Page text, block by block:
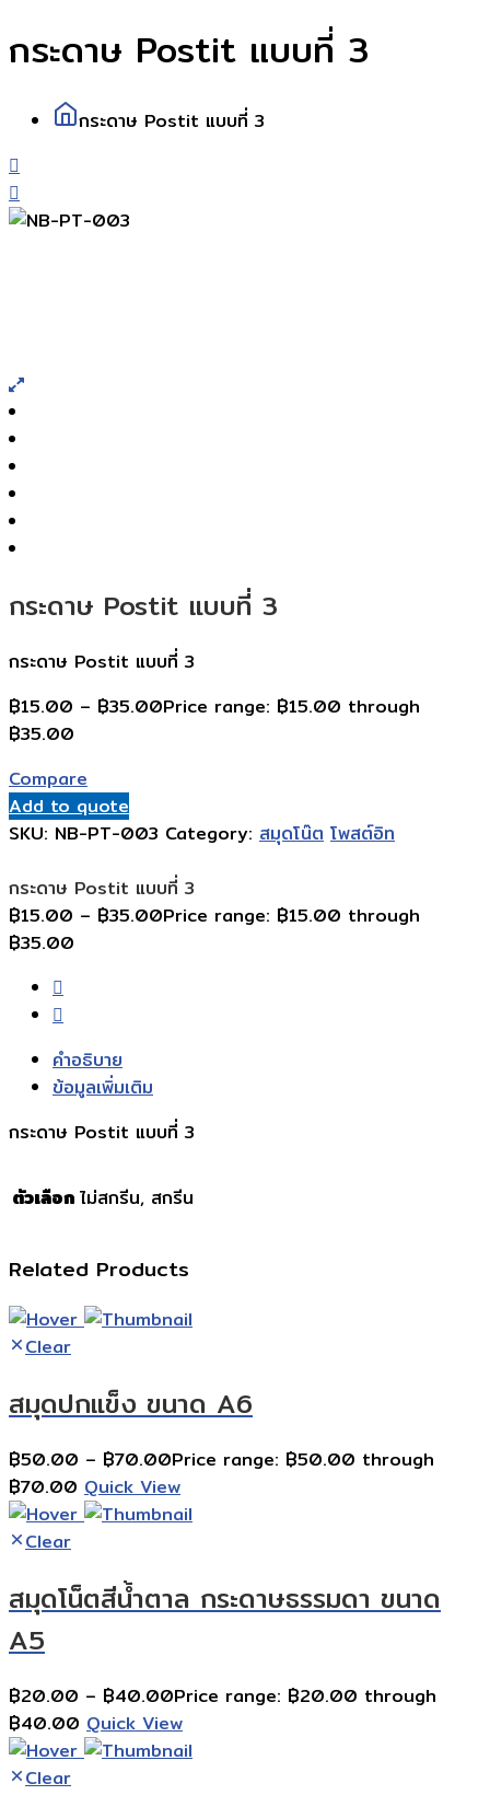
กระดาษ Postit แบบที่ 3
กระดาษ Postit แบบที่ 3
กระดาษ Postit แบบที่ 3
กระดาษ Postit แบบที่ 3
฿15.00 – ฿35.00Price range: ฿15.00 through
฿35.00
Compare
Add to quote
SKU: NB-PT-003 Category: สมุดโน๊ต โพสต์อิท
กระดาษ Postit แบบที่ 3
฿15.00 – ฿35.00Price range: ฿15.00 through
฿35.00
คำอธิบาย
ข้อมูลเพิ่มเติม
กระดาษ Postit แบบที่ 3
ตัวเลือก ไม่สกรีน, สกรีน
Related Products
Clear
สมุดปกแข็ง ขนาด A6
฿50.00 – ฿70.00Price range: ฿50.00 through
฿70.00 Quick View
Clear
สมุดโน็ตสีน้ำตาล กระดาษธรรมดา ขนาด
A5
฿20.00 – ฿40.00Price range: ฿20.00 through
฿40.00 Quick View
Clear